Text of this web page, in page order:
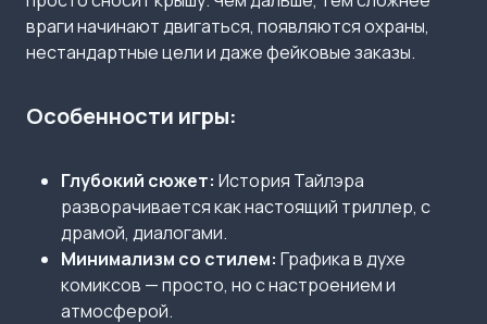
враги начинают двигаться, появляются охраны,
нестандартные цели и даже фейковые заказы.
Особенности игры:
Глубокий сюжет: История Тайлэра
разворачивается как настоящий триллер, с
драмой, диалогами.
Минимализм со стилем: Графика в духе
комиксов — просто, но с настроением и
атмосферой.